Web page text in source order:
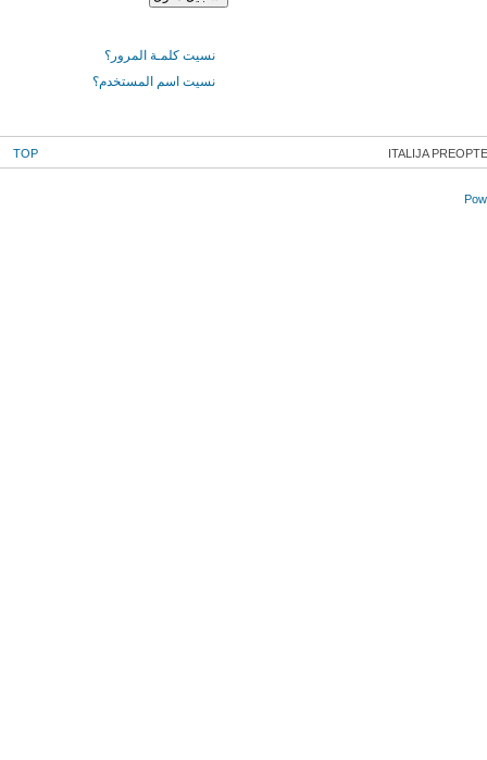
نسيت كلمـة المرور؟
نسيت اسم المستخدم؟
ITALIJA
TOP